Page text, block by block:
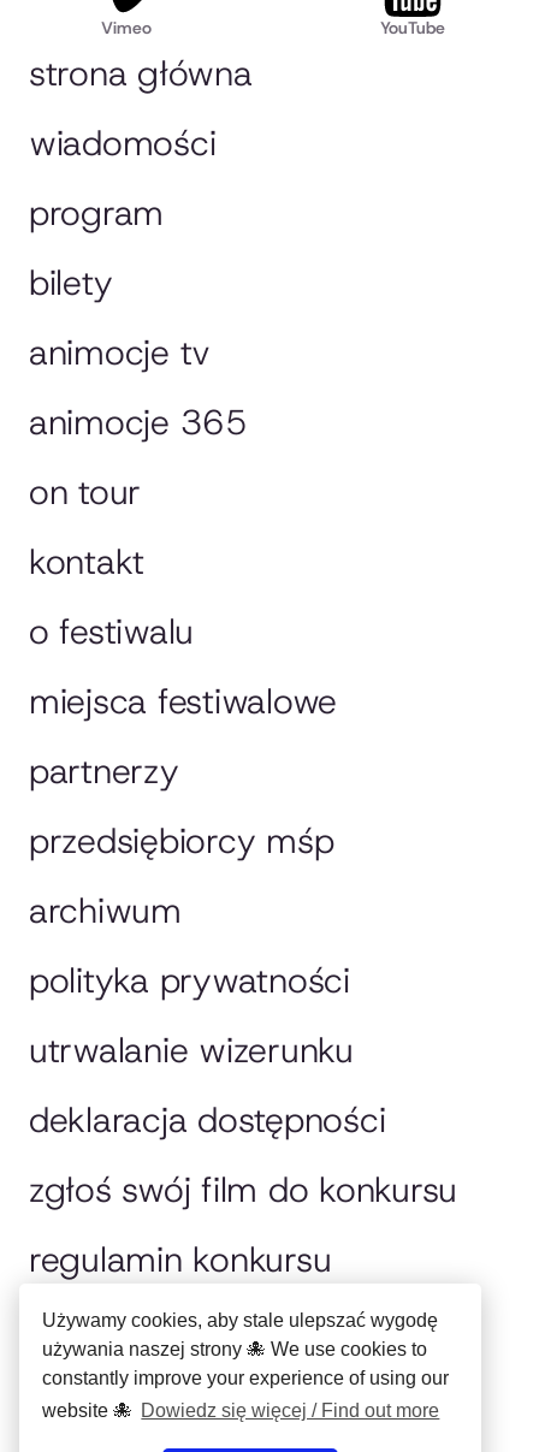
Używamy cookies, aby stale ulepszać wygodę
używania naszej strony 🐙 We use cookies to
constantly improve your experience of using our
website 🐙 Dowiedz się więcej / Find out more
strona główna
wiadomości
program
bilety
animocje tv
animocje 365
on tour
kontakt
o festiwalu
miejsca festiwalowe
partnerzy
przedsiębiorcy mśp
archiwum
polityka prywatności
utrwalanie wizerunku
deklaracja dostępności
zgłoś swój film do konkursu
regulamin konkursu
jury
english please
Copyright © Miejskie
Vimeo YouTube